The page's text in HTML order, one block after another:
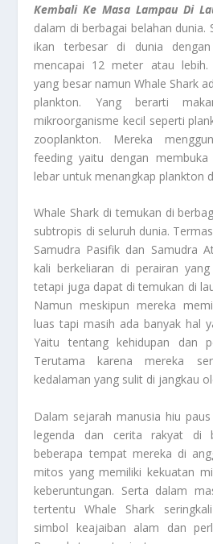
Kembali Ke Masa Lampau Di
dalam di berbagai belahan dunia.
ikan terbesar di dunia
mencapai 12 meter atau lebih.
yang besar namun Whale Shark
plankton. Yang berarti
mikroorganisme kecil seperti
zooplankton. Mereka
feeding yaitu dengan
lebar untuk menangkap plankton
Whale Shark di temukan di
subtropis di seluruh dunia.
Samudra Pasifik dan Samudra
kali berkeliaran di perairan
tetapi juga dapat di temukan di
Namun meskipun mereka
luas tapi masih ada banyak hal
Yaitu tentang kehidupan dan
Terutama karena mereka
kedalaman yang sulit di jangkau
Dalam sejarah manusia hiu
legenda dan cerita rakyat di
beberapa tempat mereka di
mitos yang memiliki kekuatan
keberuntungan. Serta dalam
tertentu Whale Shark
simbol keajaiban alam dan